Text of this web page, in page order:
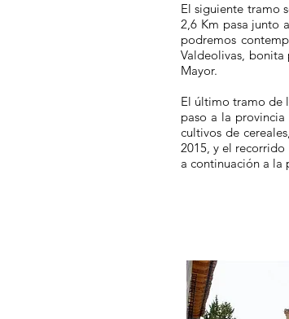
El siguiente tramo
2,6 Km pasa junto
podremos
Valdeolivas,
Mayor.
El último tramo de
paso a la
cultivos de
2015, y el
a continuación a la